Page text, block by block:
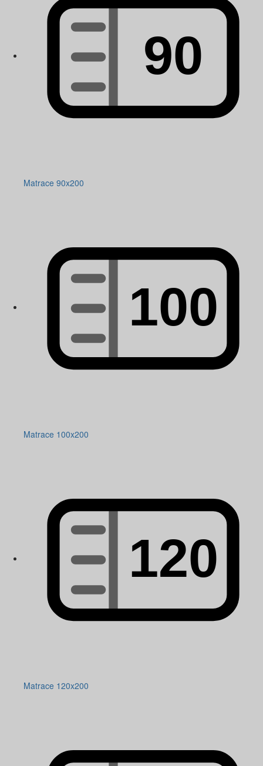
Matrace 90x200
Matrace 100x200
Matrace 120x200